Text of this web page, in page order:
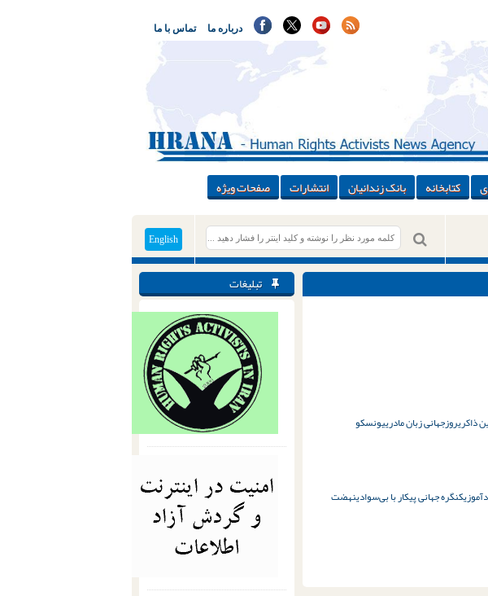
تماس با ما درباره ما
کتابخانه بانک زندانیان انتشارات صفحات ویژه
English
تبلیغات
ذاکریروزجهانی زبان مادرییونسکو
کنگره جهانی پیکار با بی‌سوادینهضت